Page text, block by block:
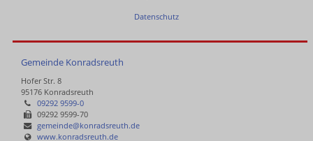
Datenschutz
Gemeinde Konradsreuth
Hofer Str. 8
95176 Konradsreuth
09292 9599-0
09292 9599-70
gemeinde@konradsreuth.de
www.konradsreuth.de